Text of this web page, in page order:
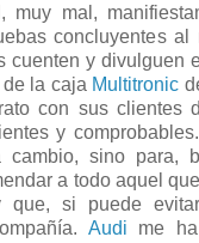
muy mal,
concluyentes al
cuenten y divulguen
la caja Multitronic
con sus clientes
y
cambio, sino para,
a todo aquel
que, si puede
Audi me